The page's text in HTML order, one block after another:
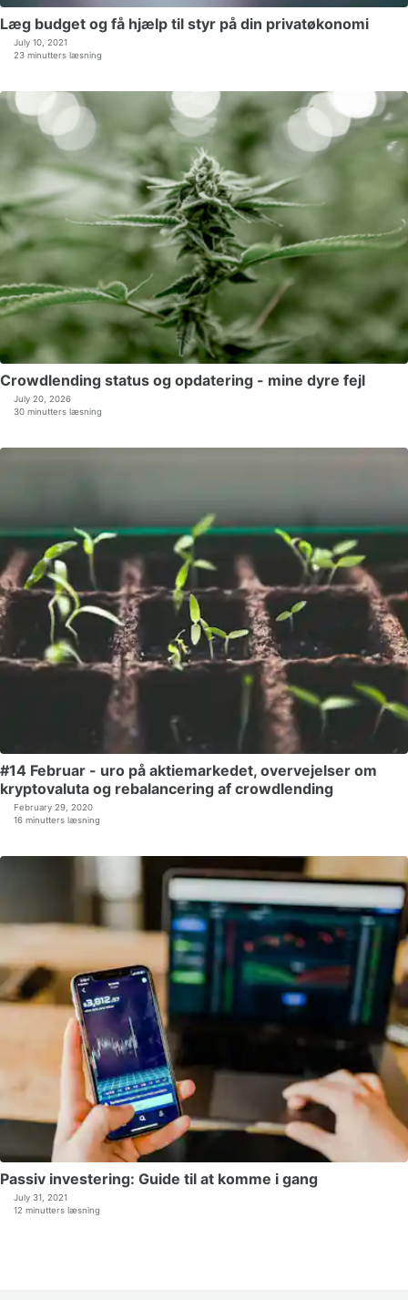
Læg budget og få hjælp til styr på din privatøkonomi
July 10, 2021
23 minutters læsning
Crowdlending status og opdatering - mine dyre fejl
July 20, 2026
30 minutters læsning
#14 Februar - uro på aktiemarkedet, overvejelser om
kryptovaluta og rebalancering af crowdlending
February 29, 2020
16 minutters læsning
Passiv investering: Guide til at komme i gang
July 31, 2021
12 minutters læsning